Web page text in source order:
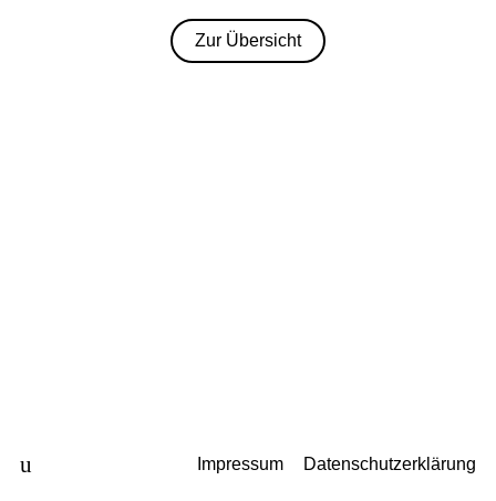
Zur Übersicht
u Impressum Datenschutzerklärung